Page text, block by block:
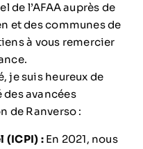
l’AFAA auprès de
et des communes de
à vous remercier
je suis heureux de
avancées
de Ranverso :
(ICPI) :En 2021, nous